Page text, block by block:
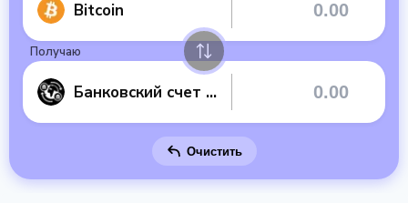
Bitcoin
Получаю
Банковский счет AUD
Очистить